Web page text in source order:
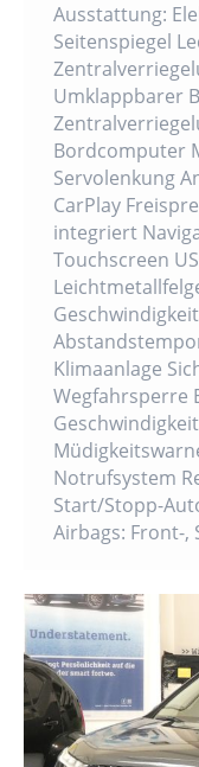
Ausstattung:
Seitenspiegel
Umklappbarer
Bordcomputer
Servolenkung
CarPlay
integriert
Touchscreen
Klimaanlage
Wegfahrsperre
Notrufsystem
Start/Stopp-
Airbags: Front-